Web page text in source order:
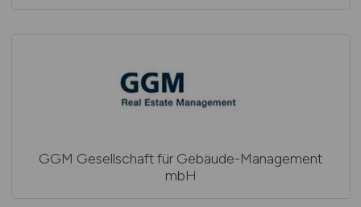
GGM Gesellschaft für Gebäude-Management
mbH